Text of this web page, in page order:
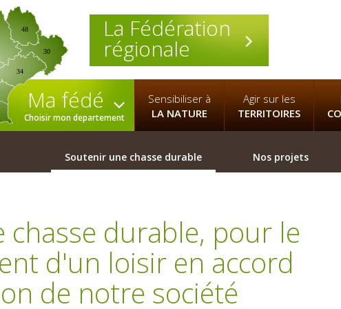
La Fédération
régionale
30
34
48
Ma fédé
Choisir mon departement
Sensibiliser à
LA NATURE
Agir sur les
TERRITOIRES
Soutenir une chasse durable Nos projets
chasse durable, pour le
d'un loisir en accord
de notre société